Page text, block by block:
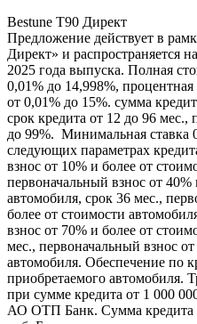
Bestune T90 Директ
Предложение действует в
Директ» и распространяется
2025 года выпуска. Полная
0,01% до 14,998%, процентная
от 0,01% до 15%. сумма
срок кредита от 12 до 96 мес.,
до 99%. Минимальная ставка
следующих параметрах
взнос от 10% и более от
первоначальный взнос от 40%
автомобиля, срок 36 мес.,
более от стоимости
взнос от 70% и более от
мес., первоначальный взнос
автомобиля. Обеспечение по
приобретаемого автомобиля.
при сумме кредита от 1 000
АО ОТП Банк. Сумма кредита